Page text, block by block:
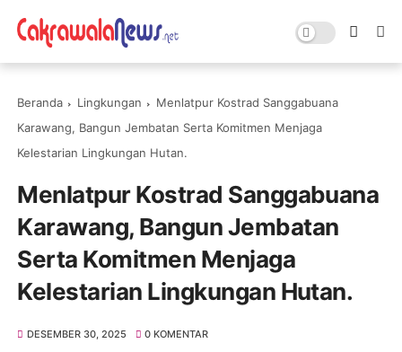
Beranda Lingkungan
Menlatpur Kostrad Sanggabuana
Karawang, Bangun Jembatan Serta Komitmen Menjaga
Kelestarian Lingkungan Hutan.
Menlatpur Kostrad Sanggabuana
Karawang, Bangun Jembatan
Serta Komitmen Menjaga
Kelestarian Lingkungan Hutan.
DESEMBER 30, 2025 0 KOMENTAR